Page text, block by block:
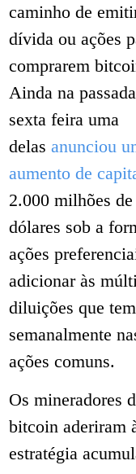
caminho de
dívida ou ações
comprarem
Ainda na passada
sexta feira uma
delas anunciou
aumento de
2.000 milhões de
dólares sob a
ações
adicionar às
diluições que
semanalmente
ações comuns.
Os mineradores
bitcoin aderiram
estratégia